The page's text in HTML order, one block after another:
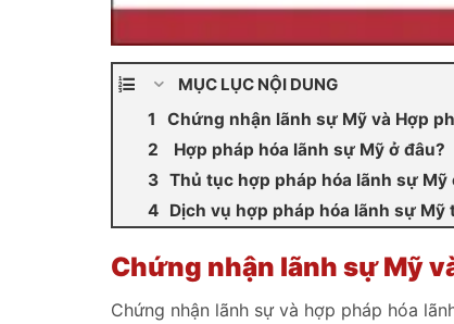
MỤC LỤC NỘI DUNG
Chứng nhận lãnh sự Mỹ và Hợp
Hợp pháp hóa lãnh sự Mỹ ở đâu?
Thủ tục hợp pháp hóa lãnh sự
Dịch vụ hợp pháp hóa lãnh sự Mỹ
Chứng nhận lãnh sự Mỹ
Chứng nhận lãnh sự và hợp pháp hóa